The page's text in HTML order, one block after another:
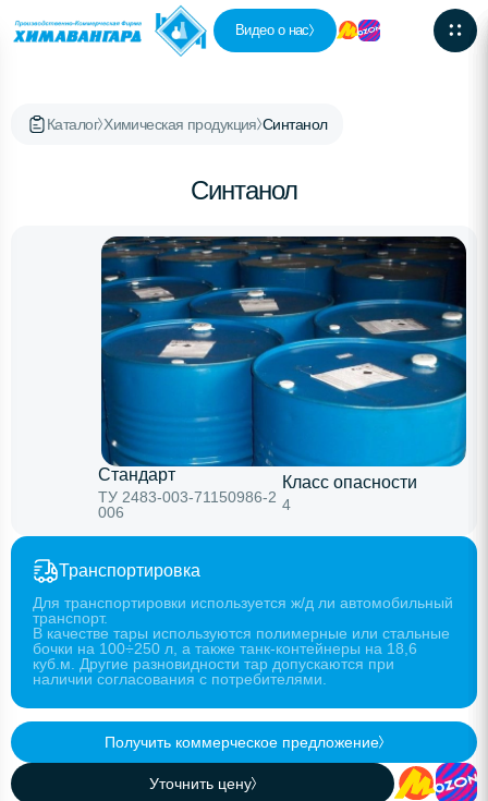
Видео о нас
Каталог Химическая продукция Синтанол
Синтанол
Стандарт
ТУ 2483-003-71150986-2
006
Класс опасности
4
Транспортировка
Для транспортировки используется ж/д ли автомобильный
транспорт.
В качестве тары используются полимерные или стальные
бочки на 100÷250 л, а также танк-контейнеры на 18,6
куб.м. Другие разновидности тар допускаются при
наличии согласования с потребителями.
Получить коммерческое предложение
Уточнить цену